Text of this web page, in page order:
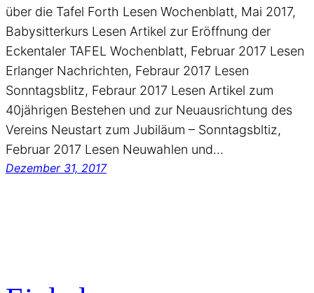
über die Tafel Forth Lesen Wochenblatt, Mai 2017,
Babysitterkurs Lesen Artikel zur Eröffnung der
Eckentaler TAFEL Wochenblatt, Februar 2017 Lesen
Erlanger Nachrichten, Febraur 2017 Lesen
Sonntagsblitz, Febraur 2017 Lesen Artikel zum
40jährigen Bestehen und zur Neuausrichtung des
Vereins Neustart zum Jubiläum – Sonntagsbltiz,
Februar 2017 Lesen Neuwahlen und…
Dezember 31, 2017